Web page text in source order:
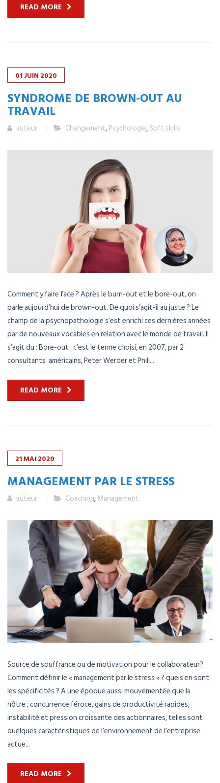
READ MORE
01JUIN 2020
SYNDROME DE BROWN-OUT AU
TRAVAIL
auteur Changement,Psychologie,Soft skills
Comment y faire face ? Après le burn-out et le bore-out, on
parle aujourd’hui de brown-out. De quoi s’agit-il au juste ? Le
champ de la psychopathologie s’est enrichi ces dernières années
par de nouveaux vocables en relation avec le monde de travail. Il
s’agit du : Bore-out : c’est le terme choisi, en 2007, par 2
consultants américains, Peter Werder et Phili...
READ MORE
21MAI2020
MANAGEMENT PAR LE STRESS
auteur Coaching,Management
Source de souffrance ou de motivation pour le collaborateur?
Comment définir le « management par le stress » ? quels en sont
les spécificités ? A une époque aussi mouvementée que la
nôtre ; concurrence féroce, gains de productivité rapides,
instabilité et pression croissante des actionnaires, telles sont
quelques caractéristiques de l’environnement de l’entreprise
actue...
READ MORE